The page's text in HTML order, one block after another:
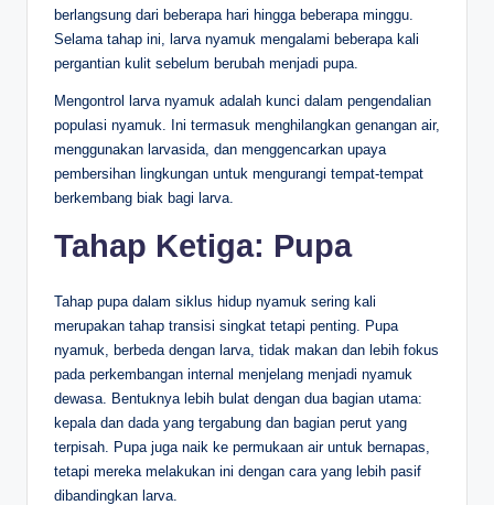
berlangsung dari beberapa hari hingga beberapa minggu.
Selama tahap ini, larva nyamuk mengalami beberapa kali
pergantian kulit sebelum berubah menjadi pupa.
Mengontrol larva nyamuk adalah kunci dalam pengendalian
populasi nyamuk. Ini termasuk menghilangkan genangan air,
menggunakan larvasida, dan menggencarkan upaya
pembersihan lingkungan untuk mengurangi tempat-tempat
berkembang biak bagi larva.
Tahap Ketiga: Pupa
Tahap pupa dalam siklus hidup nyamuk sering kali
merupakan tahap transisi singkat tetapi penting. Pupa
nyamuk, berbeda dengan larva, tidak makan dan lebih fokus
pada perkembangan internal menjelang menjadi nyamuk
dewasa. Bentuknya lebih bulat dengan dua bagian utama:
kepala dan dada yang tergabung dan bagian perut yang
terpisah. Pupa juga naik ke permukaan air untuk bernapas,
tetapi mereka melakukan ini dengan cara yang lebih pasif
dibandingkan larva.